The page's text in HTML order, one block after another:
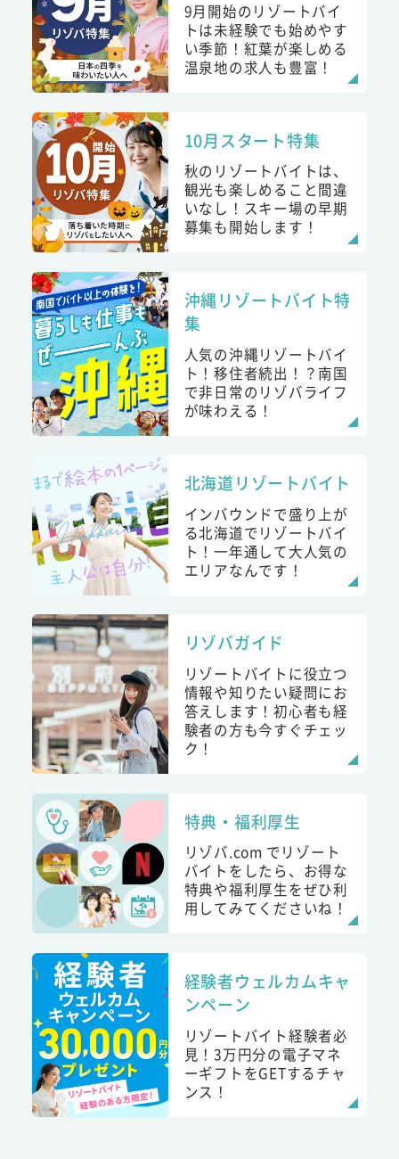
9月開始のリゾートバイ
トは未経験でも始めやす
い季節！紅葉が楽しめる
温泉地の求人も豊富！
10月スタート特集
秋のリゾートバイトは、
観光も楽しめること間違
いなし！スキー場の早期
募集も開始します！
沖縄リゾートバイト特
集
人気の沖縄リゾートバイ
ト！移住者続出！？南国
で非日常のリゾバライフ
が味わえる！
北海道リゾートバイト
インバウンドで盛り上が
る北海道でリゾートバイ
ト！一年通して大人気の
エリアなんです！
リゾバガイド
リゾートバイトに役立つ
情報や知りたい疑問にお
答えします！初心者も経
験者の方も今すぐチェッ
ク！
特典・福利厚生
リゾバ.com でリゾート
バイトをしたら、お得な
特典や福利厚生をぜひ利
用してみてくださいね！
経験者ウェルカムキャ
ンペーン
リゾートバイト経験者必
見！3万円分の電子マネ
ーギフトをGETするチャ
ンス！